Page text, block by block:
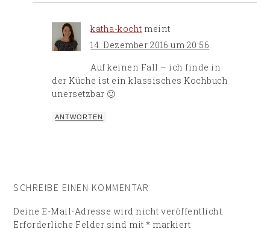
katha-kocht meint
14. Dezember 2016 um 20:56
Auf keinen Fall – ich finde in
der Küche ist ein klassisches Kochbuch
unersetzbar 🙂
ANTWORTEN
SCHREIBE EINEN KOMMENTAR
Deine E-Mail-Adresse wird nicht veröffentlicht.
Erforderliche Felder sind mit* markiert